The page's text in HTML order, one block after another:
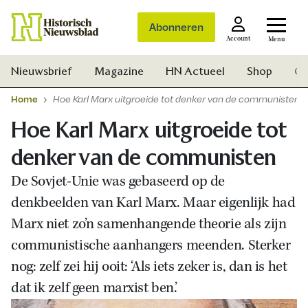
Abonneren
Account Menu
Zoek
Nieuwsbrief Magazine HN Actueel Shop
Home Hoe Karl Marx uitgroeide tot denker van de communisten
Hoe Karl Marx uitgroeide tot
denker van de communisten
De Sovjet-Unie was gebaseerd op de
denkbeelden van Karl Marx. Maar eigenlijk had
Marx niet zo’n samenhangende theorie als zijn
communistische aanhangers meenden. Sterker
nog: zelf zei hij ooit: ‘Als iets zeker is, dan is het
dat ik zelf geen marxist ben.’